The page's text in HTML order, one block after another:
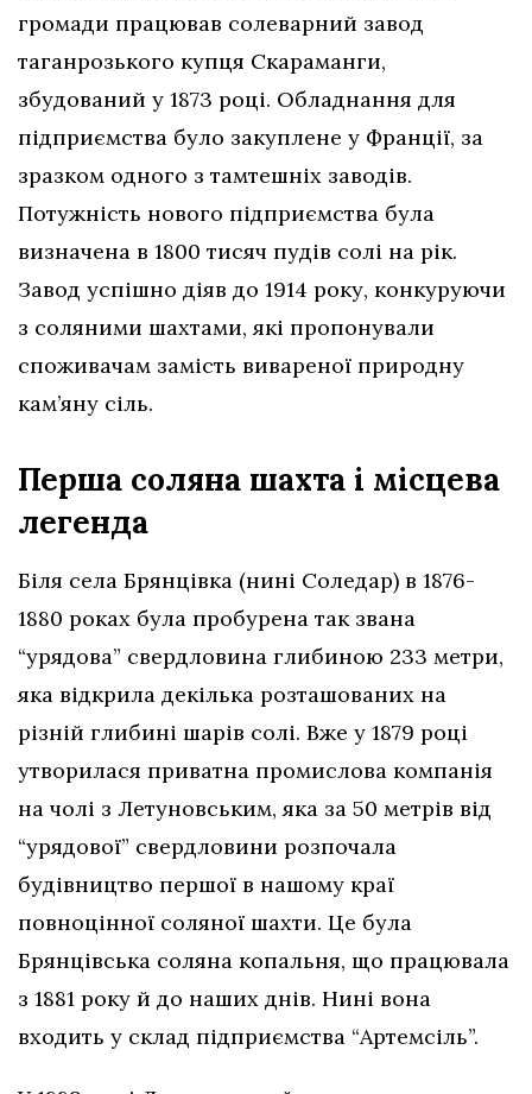
громади працював солеварний завод
таганрозького купця Скараманги,
збудований у 1873 році. Обладнання для
підприємства було закуплене у Франції, за
зразком одного з тамтешніх заводів.
Потужність нового підприємства була
визначена в 1800 тисяч пудів солі на рік.
Завод успішно діяв до 1914 року, конкуруючи
з соляними шахтами, які пропонували
споживачам замість вивареної природну
кам’яну сіль.
Перша соляна шахта і місцева
легенда
Біля села Брянцівка (нині Соледар) в 1876-
1880 роках була пробурена так звана
“урядова” свердловина глибиною 233 метри,
яка відкрила декілька розташованих на
різній глибині шарів солі. Вже у 1879 році
утворилася приватна промислова компанія
на чолі з Летуновським, яка за 50 метрів від
“урядової” свердловини розпочала
будівництво першої в нашому краї
повноцінної соляної шахти. Це була
Брянцівська соляна копальня, що працювала
з 1881 року й до наших днів. Нині вона
входить у склад підприємства “Артемсіль”.